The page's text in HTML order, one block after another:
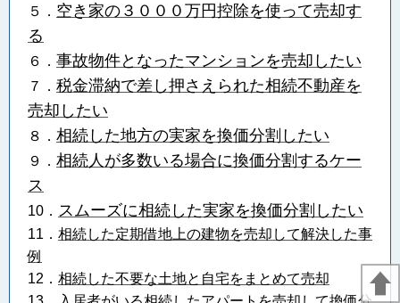
５． 空き家の３０００万円控除を使って売却す
る
６． 事故物件となったマンションを売却したい
７． 税金滞納で差し押さえられた相続不動産を
売却したい
８． 相続した地方の実家を換価分割したい
９． 相続人が多数いる場合に換価分割するケー
ス
10． スムーズに相続した実家を換価分割したい
11． 相続した定期借地上の建物を売却して解決した事
例
12． 相続した不要な土地と自宅をまとめて売却